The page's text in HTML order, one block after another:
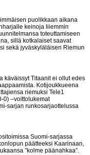
puolikkaan aikana
keinoja liiemmin
toteuttamiseen
sillä kotkalaiset saavat
sekä jyväskyläläisen Riemun
käväissyt Titaanit ei ollut edes
Kotijoukkueena
riemuksi Tele1
0) –voittolukemat
sarjan runkosarjaottelussa
Suomi-sarjassa
päätteeksi Kaarinaan,
”kolme päänahkaa”.